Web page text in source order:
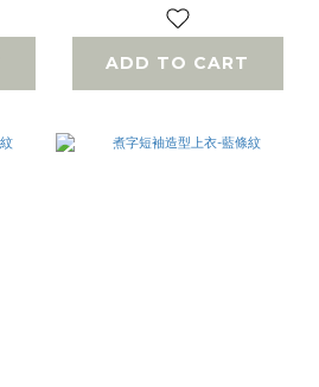
ADD TO CART